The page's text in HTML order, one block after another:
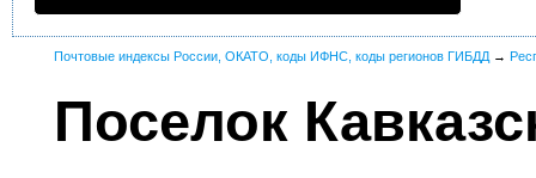
Почтовые индексы России, ОКАТО, коды ИФНС, коды регионов ГИБДД →
Поселок